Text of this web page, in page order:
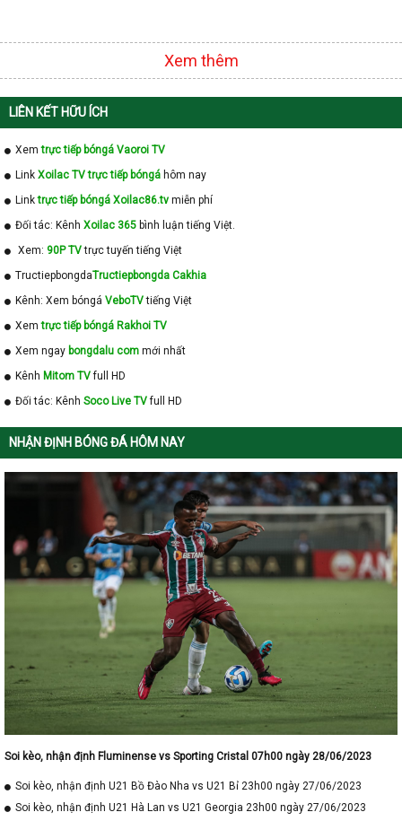
Xem thêm
LIÊN KẾT HỮU ÍCH
Xemtrực tiếp bóngá Vaoroi TV
Link Xoilac TV trực tiếp bóngá hôm nay
Linktrực tiếp bóngá Xoilac86.tv miễn phí
Đối tác: Kênh Xoilac 365 bình luận tiếng Việt.
Xem: 90P TVtrực tuyến tiếng Việt
TructiepbongdaTructiepbongda Cakhia
Kênh: Xem bóngá VeboTVtiếng Việt
Xemtrực tiếp bóngá Rakhoi TV
Xem ngay bongdalu com mới nhất
Kênh Mitom TVfull HD
Đối tác: Kênh Soco Live TVfull HD
NHẬN ĐỊNH BÓNG ĐÁ HÔM NAY
Soi kèo, nhận định Fluminense vs Sporting Cristal 07h00 ngày 28/06/2023
Soi kèo, nhận định U21 Bồ Đào Nha vs U21 Bỉ 23h00 ngày 27/06/2023
Soi kèo, nhận định U21 Hà Lan vs U21 Georgia 23h00 ngày 27/06/2023